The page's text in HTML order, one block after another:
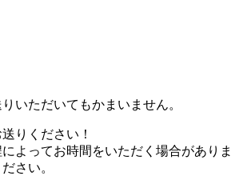
いただいてもかまいません。
りください！
よってお時間をいただく場合がありま
さい。